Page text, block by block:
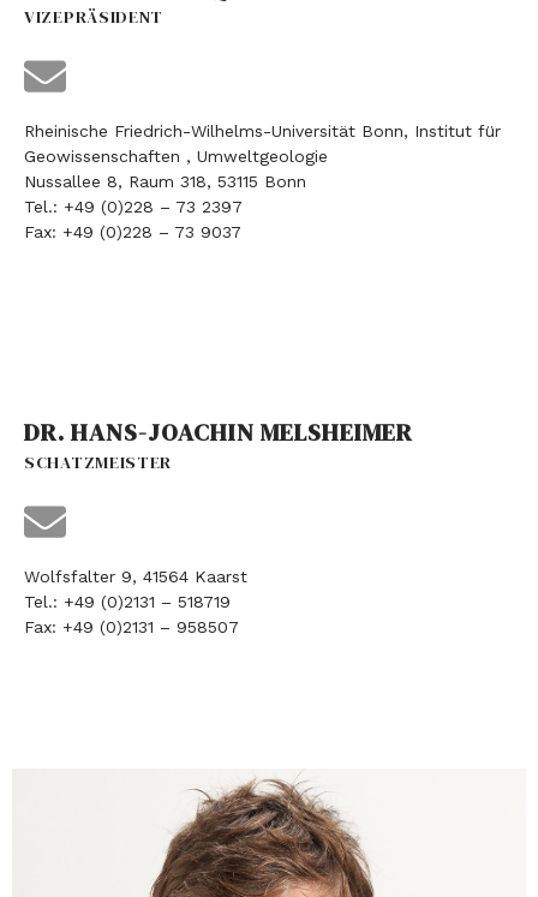
VIZEPRÄSIDENT
Rheinische Friedrich-Wilhelms-Universität Bonn, Institut für
Geowissenschaften , Umweltgeologie
Nussallee 8, Raum 318, 53115 Bonn
Tel.: +49 (0)228 – 73 2397
Fax: +49 (0)228 – 73 9037
DR. HANS-JOACHIN MELSHEIMER
SCHATZMEISTER
Wolfsfalter 9, 41564 Kaarst
Tel.: +49 (0)2131 – 518719
Fax: +49 (0)2131 – 958507